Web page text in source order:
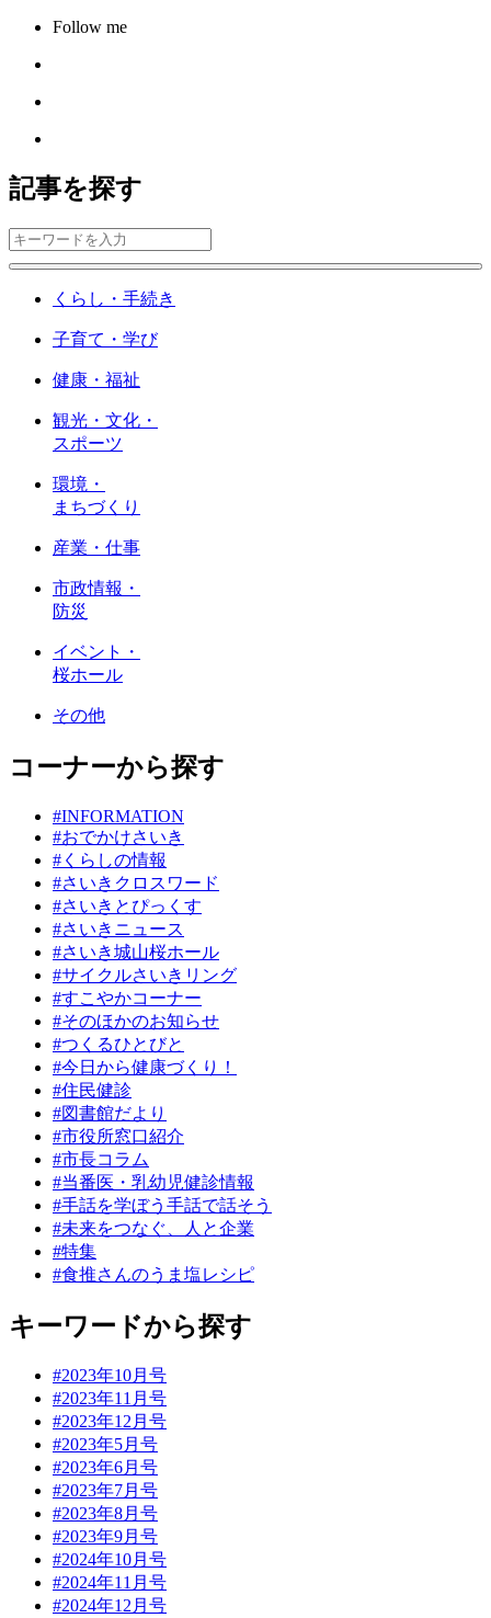
Follow me
記事を探す
くらし・手続き
子育て・学び
健康・福祉
観光・文化・
スポーツ
環境・
まちづくり
産業・仕事
市政情報・
防災
イベント・
桜ホール
その他
コーナーから探す
#INFORMATION
#おでかけさいき
#くらしの情報
#さいきクロスワード
#さいきとぴっくす
#さいきニュース
#さいき城山桜ホール
#サイクルさいきリング
#すこやかコーナー
#そのほかのお知らせ
#つくるひとびと
#今日から健康づくり！
#住民健診
#図書館だより
#市役所窓口紹介
#市長コラム
#当番医・乳幼児健診情報
#手話を学ぼう手話で話そう
#未来をつなぐ、人と企業
#特集
#食推さんのうま塩レシピ
キーワードから探す
#2023年10月号
#2023年11月号
#2023年12月号
#2023年5月号
#2023年6月号
#2023年7月号
#2023年8月号
#2023年9月号
#2024年10月号
#2024年11月号
#2024年12月号